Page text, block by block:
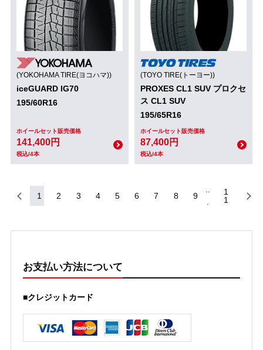
(YOKOHAMA TIRE(ヨコハマ))
iceGUARD IG70
195/60R16
ホイールセット販売価格
141,400円
税込/4本
(TOYO TIRE(トーヨー))
PROXES CL1 SUV プロクセ
ス CL1 SUV
195/65R16
ホイールセット販売価格
87,400円
税込/4本
1 2 3 4 5 6 7 8 9
1
1
お支払い方法について
■クレジットカード